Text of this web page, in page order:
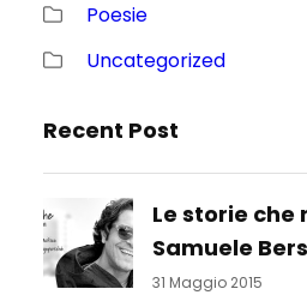
Poesie
Uncategorized
Recent Post
Le storie che
Samuele
31 Maggio 2015